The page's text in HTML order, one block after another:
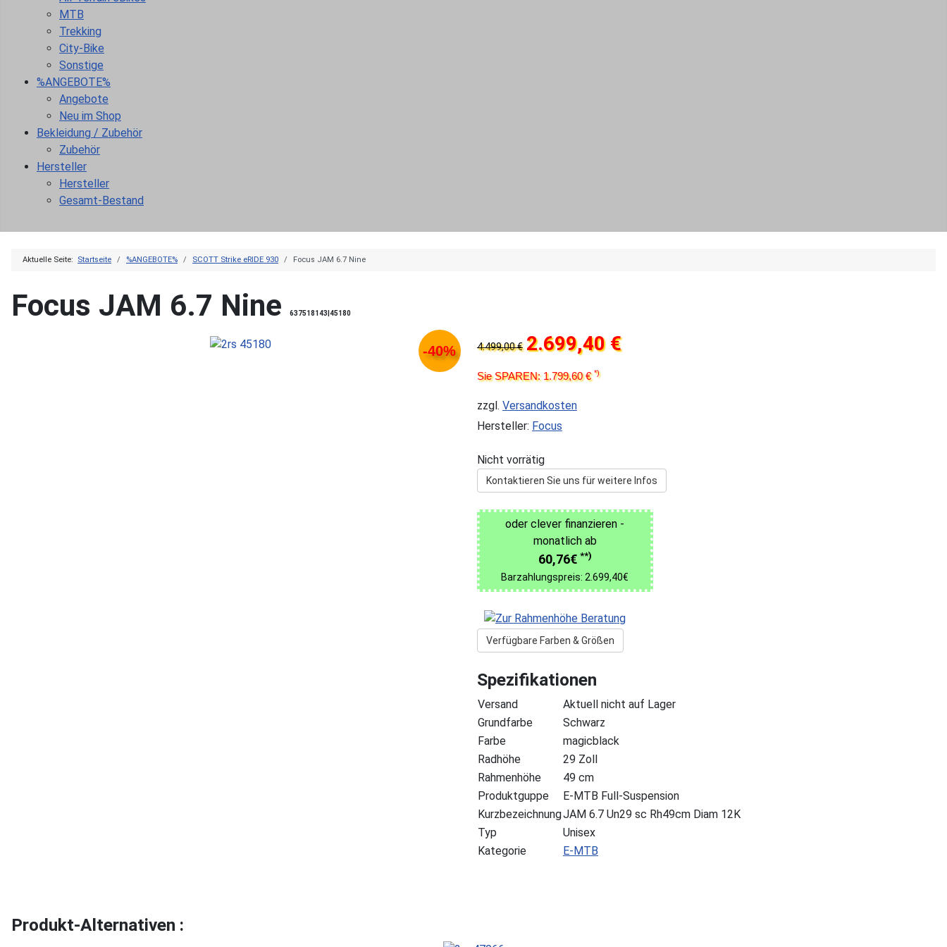
MTB
Trekking
City-Bike
Sonstige
%ANGEBOTE%
Angebote
Neu im Shop
Bekleidung / Zubehör
Zubehör
Hersteller
Hersteller
Gesamt-Bestand
Aktuelle Seite: Startseite %ANGEBOTE% SCOTT Strike eRIDE 930 Focus JAM 6.7 Nine
Focus JAM 6.7 Nine 637518143|45180
-40% 4.499,00 € 2.699,40 €
Sie SPAREN: 1.799,60 €*)
zzgl. Versandkosten
Hersteller: Focus
Nicht vorrätig
Kontaktieren Sie uns für weitere Infos
oder clever finanzieren -
monatlich ab
60,76€ **)
Barzahlungspreis: 2.699,40€
Verfügbare Farben & Größen
Spezifikationen
Versand
Aktuell nicht auf Lager
Grundfarbe
Schwarz
Farbe
magicblack
Radhöhe
29 Zoll
Rahmenhöhe
49 cm
Produktguppe
E-MTB Full-Suspension
KurzbezeichnungJAM 6.7 Un29 sc Rh49cm Diam 12K
Typ
Unisex
Kategorie
E-MTB
Produkt-Alternativen :